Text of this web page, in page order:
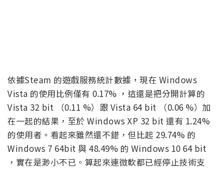
依據Steam 的遊戲服務統計數據，現在 Windows
Vista 的使用比例僅有 0.17% ，這還是把分開計算的
Vista 32 bit （0.11 %）跟 Vista 64 bit （0.06 %）加
在一起的結果，至於 Windows XP 32 bit 還有 1.24%
的使用者。看起來雖然還不錯，但比起 29.74% 的
Windows 7 64bit 與 48.49% 的 Windows 10 64 bit
，實在是渺小不已。算起來連微軟都已經停止技術支